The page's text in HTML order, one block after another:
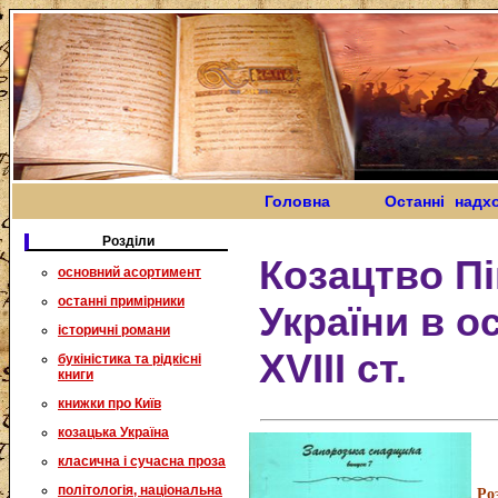
Головна Останні
Розділи
основний асортимент
останні примірники
історичні романи
букіністика та рідкісні
книги
книжки про Київ
козацька Україна
класична і сучасна проза
політологія, національна
Козацтво
України в
ХVIII ст.